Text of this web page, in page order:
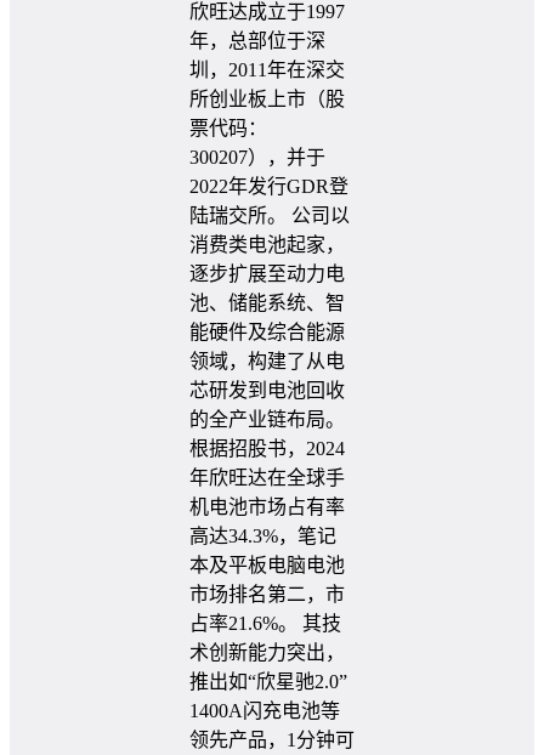
欣旺达成立于1997
年，总部位于深
圳，2011年在深交
所创业板上市（股
票代码：
300207），并于
2022年发行GDR登
陆瑞交所。 公司以
消费类电池起家，
逐步扩展至动力电
池、储能系统、智
能硬件及综合能源
领域，构建了从电
芯研发到电池回收
的全产业链布局。
根据招股书，2024
年欣旺达在全球手
机电池市场占有率
高达34.3%，笔记
本及平板电脑电池
市场排名第二，市
占率21.6%。 其技
术创新能力突出，
推出如“欣星驰2.0”
1400A闪充电池等
领先产品，1分钟可